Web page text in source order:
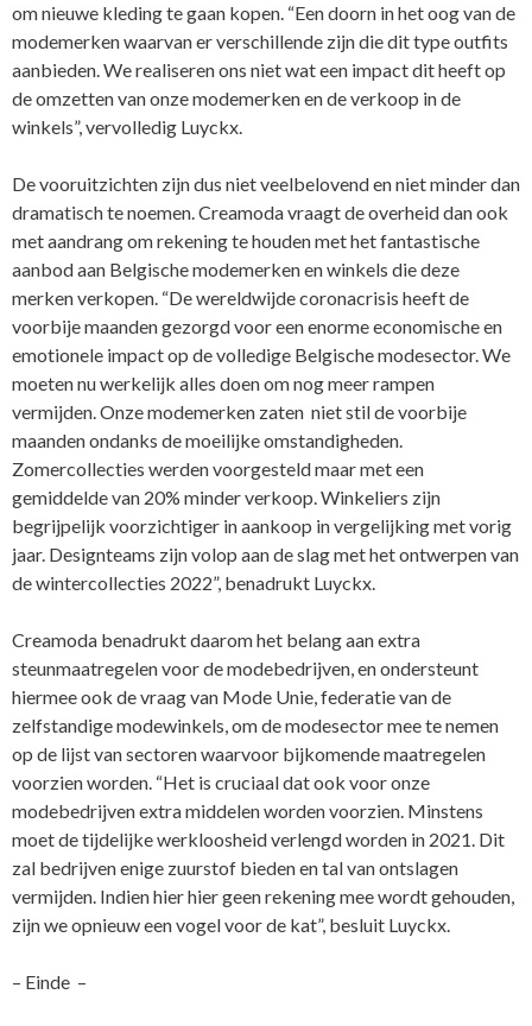
om nieuwe kleding te gaan kopen. “Een doorn in het oog van de
modemerken waarvan er verschillende zijn die dit type outfits
aanbieden. We realiseren ons niet wat een impact dit heeft op
de omzetten van onze modemerken en de verkoop in de
winkels”, vervolledig Luyckx.
De vooruitzichten zijn dus niet veelbelovend en niet minder dan
dramatisch te noemen. Creamoda vraagt de overheid dan ook
met aandrang om rekening te houden met het fantastische
aanbod aan Belgische modemerken en winkels die deze
merken verkopen. “De wereldwijde coronacrisis heeft de
voorbije maanden gezorgd voor een enorme economische en
emotionele impact op de volledige Belgische modesector. We
moeten nu werkelijk alles doen om nog meer rampen
vermijden. Onze modemerken zaten niet stil de voorbije
maanden ondanks de moeilijke omstandigheden.
Zomercollecties werden voorgesteld maar met een
gemiddelde van 20% minder verkoop. Winkeliers zijn
begrijpelijk voorzichtiger in aankoop in vergelijking met vorig
jaar. Designteams zijn volop aan de slag met het ontwerpen van
de wintercollecties 2022”, benadrukt Luyckx.
Creamoda benadrukt daarom het belang aan extra
steunmaatregelen voor de modebedrijven, en ondersteunt
hiermee ook de vraag van Mode Unie, federatie van de
zelfstandige modewinkels, om de modesector mee te nemen
op de lijst van sectoren waarvoor bijkomende maatregelen
voorzien worden. “Het is cruciaal dat ook voor onze
modebedrijven extra middelen worden voorzien. Minstens
moet de tijdelijke werkloosheid verlengd worden in 2021. Dit
zal bedrijven enige zuurstof bieden en tal van ontslagen
vermijden. Indien hier hier geen rekening mee wordt gehouden,
zijn we opnieuw een vogel voor de kat”, besluit Luyckx.
– Einde –